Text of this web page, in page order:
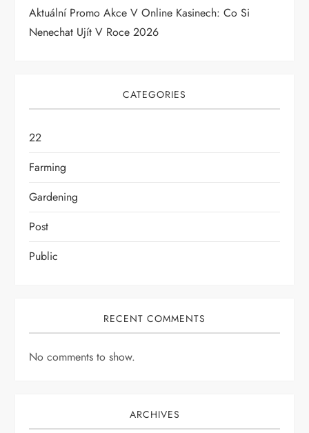
Aktuální Promo Akce V Online Kasinech: Co Si
Nenechat Ujít V Roce 2026
CATEGORIES
22
Farming
Gardening
Post
Public
RECENT COMMENTS
No comments to show.
ARCHIVES